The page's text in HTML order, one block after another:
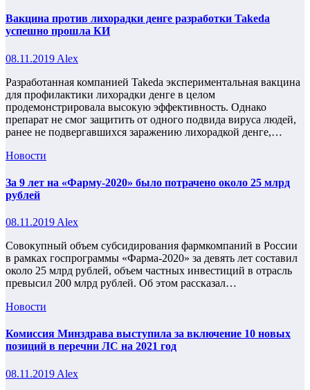
Вакцина против лихорадки денге разработки Takeda
успешно прошла КИ
08.11.2019 Alex
Разработанная компанией Takeda экспериментальная вакцина
для профилактики лихорадки денге в целом
продемонстрировала высокую эффективность. Однако
препарат не смог защитить от одного подвида вируса людей,
ранее не подвергавшихся заражению лихорадкой денге,…
Новости
За 9 лет на «Фарму-2020» было потрачено около 25 млрд
рублей
08.11.2019 Alex
Совокупный объем субсидирования фармкомпаний в России
в рамках госпрограммы «Фарма-2020» за девять лет составил
около 25 млрд рублей, объем частных инвестиций в отрасль
превысил 200 млрд рублей. Об этом рассказал…
Новости
Комиссия Минздрава выступила за включение 10 новых
позиций в перечни ЛС на 2021 год
08.11.2019 Alex